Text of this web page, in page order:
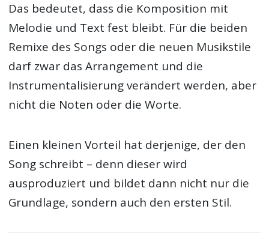
Das bedeutet, dass die Komposition mit
Melodie und Text fest bleibt. Für die beiden
Remixe des Songs oder die neuen Musikstile
darf zwar das Arrangement und die
Instrumentalisierung verändert werden, aber
nicht die Noten oder die Worte.
Einen kleinen Vorteil hat derjenige, der den
Song schreibt – denn dieser wird
ausproduziert und bildet dann nicht nur die
Grundlage, sondern auch den ersten Stil.